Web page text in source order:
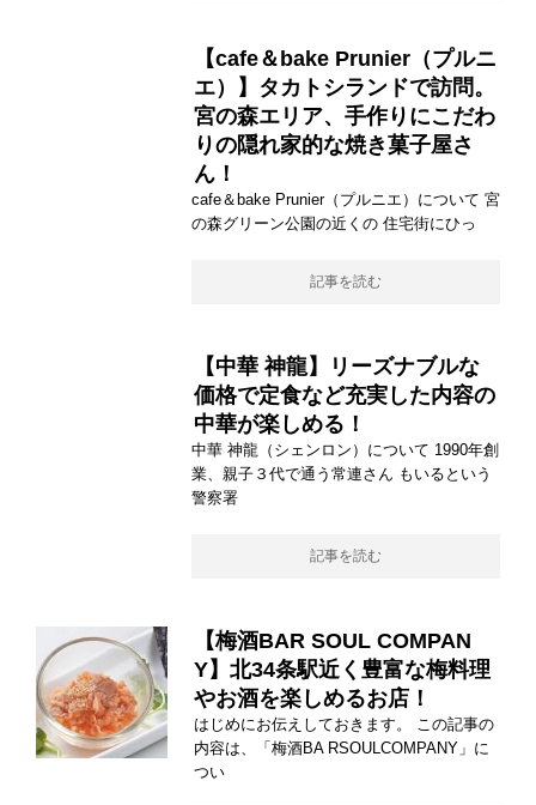
【cafe＆bake Prunier（プルニ
エ）】タカトシランドで訪問。
宮の森エリア、手作りにこだわ
りの隠れ家的な焼き菓子屋さ
ん！
cafe＆bake Prunier（プルニエ）について 宮
の森グリーン公園の近くの 住宅街にひっ
記事を読む
【中華 神龍】リーズナブルな
価格で定食など充実した内容の
中華が楽しめる！
中華 神龍（シェンロン）について 1990年創
業、親子３代で通う常連さん もいるという
警察署
記事を読む
【梅酒BAR SOUL COMPAN
Y】北34条駅近く豊富な梅料理
やお酒を楽しめるお店！
はじめにお伝えしておきます。 この記事の
内容は、「梅酒BA RSOULCOMPANY」に
つい